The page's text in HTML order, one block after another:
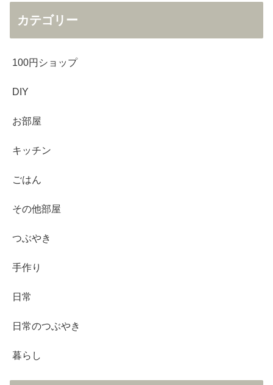
カテゴリー
100円ショップ
DIY
お部屋
キッチン
ごはん
その他部屋
つぶやき
手作り
日常
日常のつぶやき
暮らし